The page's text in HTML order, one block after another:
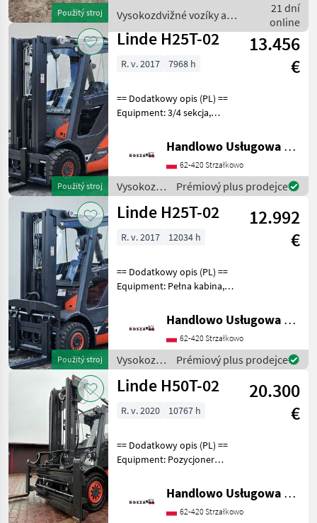
Použitý stroj
stan optyczny dobry. Pr
Vysokozdvižné vozíky a
skladová technika / Nissan
21 dní
online
Použitý stroj
Linde H25T-02
13.456
€
R. v. 2017 7968 h
== Dodatkowy opis (PL) ==
Equipment: 3/4 sekcja,
Przesuw boczny Additional
info: Stan: Bardzo dobry,
Możliwość UDT Palivo: plyn,
typ
Handlowo Usługowa Alanex Alan Roszak
62-420 Strzałkowo
Vysokozdvižné
vozíky a
skladová
Linde
Prémiový plus prodejce
Použitý stroj
Linde H25T-02
12.992
€
R. v. 2017 12034 h
== Dodatkowy opis (PL) ==
Equipment: Pełna kabina,
Wolny skok wideł, Przesuw
boczny, Pozycjoner wideł
Additional info: Stan:
Bardzo dobry,
Handlowo Usługowa Alanex Alan Roszak
62-420 Strzałkowo
Vysokozdvižné
vozíky a
skladová
Linde
Prémiový plus prodejce
Linde H50T-02
20.300
€
R. v. 2020 10767 h
== Dodatkowy opis (PL) ==
Equipment: Pozycjoner
Klimatyzacja, Widły
teleskopowe, Pełna kabina,
Ogrzewanie Additional info:
Handlowo Usługowa Alanex Alan Roszak
62-420 Strzałkowo